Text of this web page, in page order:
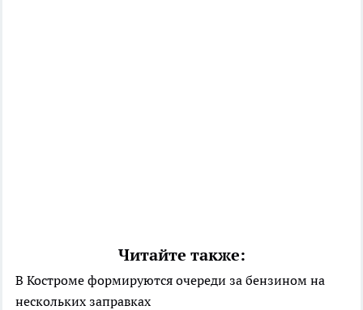
Читайте также:
В Костроме формируются очереди за бензином на
нескольких заправках